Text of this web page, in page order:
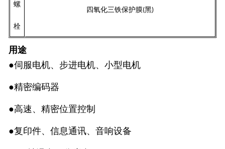
螺
栓
四氧化三铁保护膜(黑)
用途
●伺服电机、步进电机、小型电机
●精密编码器
●高速、精密位置控制
●复印件、信息通讯、音响设备